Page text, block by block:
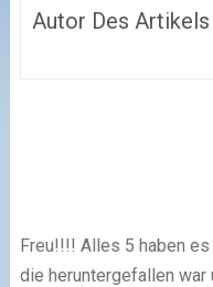
Autor Des Artikels
Freu!!!! Alles 5 haben
die heruntergefallen war